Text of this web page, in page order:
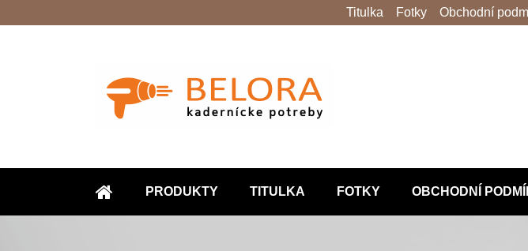
ÚVOD
PRODUKTY TITULKA FOTKY OBCHODNÍ
Titulka Fotky Obchodní